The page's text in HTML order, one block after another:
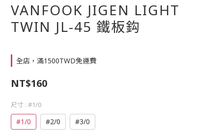
VANFOOK JIGEN LIGHT
TWIN JL-45 鐵板鈎
全店，滿1500TWD免運費
NT$160
尺寸 : #1/0
#1/0 #2/0 #3/0